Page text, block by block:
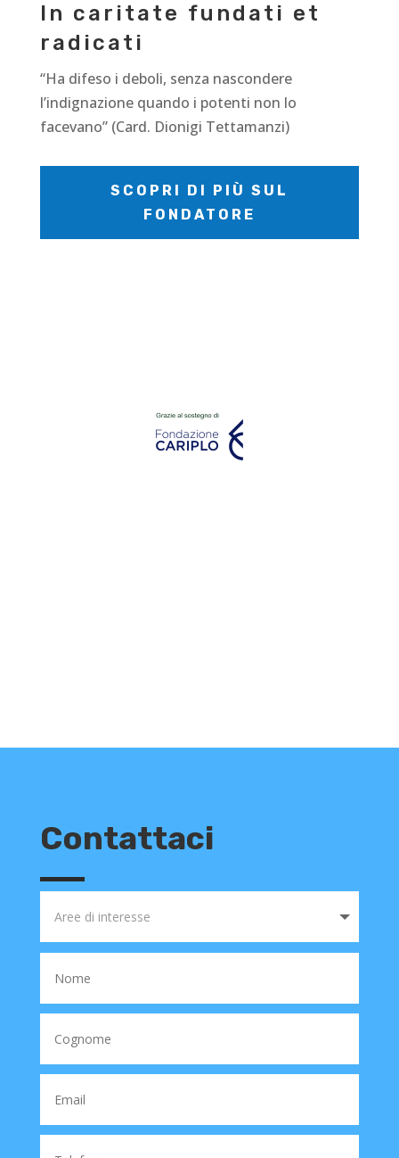
In caritate fundati et
radicati
“Ha difeso i deboli, senza nascondere
l’indignazione quando i potenti non lo
facevano” (Card. Dionigi Tettamanzi)
SCOPRI DI PIÙ SUL
FONDATORE
Contattaci